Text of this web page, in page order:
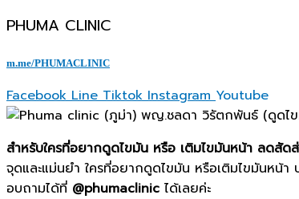
PHUMA CLINIC
m.me/PHUMACLINIC
Facebook Line Tiktok Instagram Youtube
สำหรับใครที่อยากดูดไขมัน หรือ เติมไขมันหน้า ลดสัด
จุดและแม่นยำ ใครที่อยากดูดไขมัน หรือเติมไขมันหน้า
อบถามได้ที่ @phumaclinic ได้เลยค่ะ